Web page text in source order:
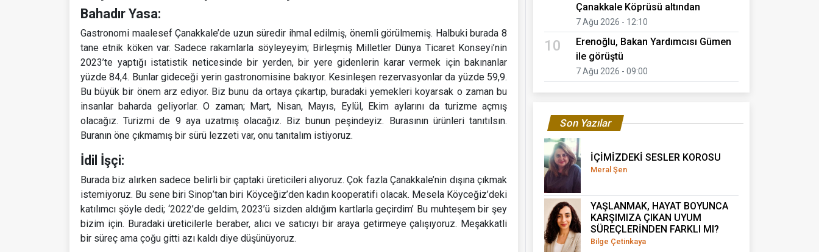
Bahadır Yasa:
Gastronomi maalesef Çanakkale’de uzun süredir ihmal edilmiş, önemli görülmemiş. Halbuki burada 8
tane etnik köken var. Sadece rakamlarla söyleyeyim; Birleşmiş Milletler Dünya Ticaret Konseyi’nin
2023’te yaptığı istatistik neticesinde bir yerden, bir yere gidenlerin karar vermek için bakınanlar
yüzde 84,4. Bunlar gideceği yerin gastronomisine bakıyor. Kesinleşen rezervasyonlar da yüzde 59,9.
Bu büyük bir önem arz ediyor. Biz bunu da ortaya çıkartıp, buradaki yemekleri koyarsak o zaman bu
insanlar baharda geliyorlar. O zaman; Mart, Nisan, Mayıs, Eylül, Ekim aylarını da turizme açmış
olacağız. Turizmi de 9 aya uzatmış olacağız. Biz bunun peşindeyiz. Burasının ürünleri tanıtılsın.
Buranın öne çıkmamış bir sürü lezzeti var, onu tanıtalım istiyoruz.
İdil İşçi:
Burada biz alırken sadece belirli bir çaptaki üreticileri alıyoruz. Çok fazla Çanakkale’nin dışına çıkmak
istemiyoruz. Bu sene biri Sinop’tan biri Köyceğiz’den kadın kooperatifi olacak. Mesela Köyceğiz’deki
katılımcı şöyle dedi; ‘2022’de geldim, 2023’ü sizden aldığım kartlarla geçirdim’ Bu muhteşem bir şey
bizim için. Buradaki üreticilerle beraber, alıcı ve satıcıyı bir araya getirmeye çalışıyoruz. Meşakkatli
bir süreç ama çoğu gitti azı kaldı diye düşünüyoruz.
Çanakkale Köprüsü altından
7 Ağu 2026 - 12:10
10
Erenoğlu, Bakan Yardımcısı Gümen
ile görüştü
7 Ağu 2026 - 09:00
Son Yazılar
İÇİMİZDEKİ SESLER KOROSU
Meral Şen
YAŞLANMAK, HAYAT BOYUNCA
KARŞIMIZA ÇIKAN UYUM
SÜREÇLERİNDEN FARKLI MI?
Bilge Çetinkaya